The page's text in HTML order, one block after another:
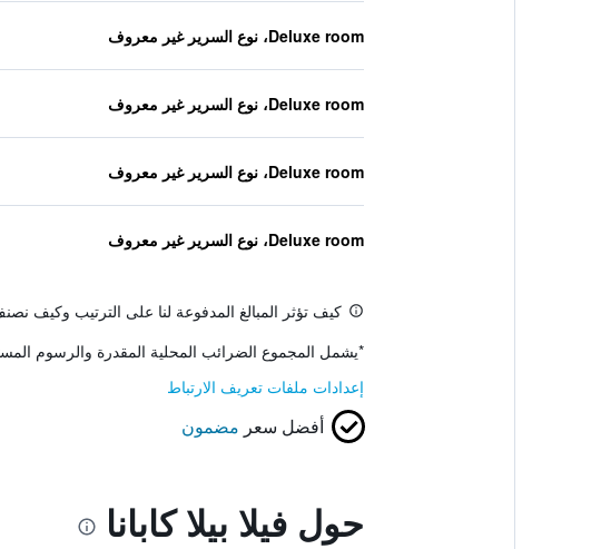
Deluxe room، نوع السرير غير معروف
Deluxe room، نوع السرير غير معروف
Deluxe room، نوع السرير غير معروف
Deluxe room، نوع السرير غير معروف
كيف تؤثر المبالغ المدفوعة لنا على الترتيب وكيف
*يشمل المجموع الضرائب المحلية المقدرة والرسوم
إعدادات ملفات تعريف الارتباط
أفضل سعر مضمون
حول فيلا بيلا كابانا